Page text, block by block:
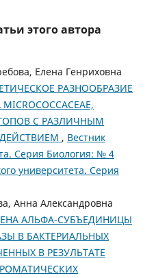
этого автора
Елена Генриховна
РАЗНООБРАЗИЕ
С РАЗЛИЧНЫМ
, Вестник
Серия Биология: № 4
университета. Серия
Анна Александровна
АЛЬФА-СУБЪЕДИНИЦЫ
В БАКТЕРИАЛЬНЫХ
В РЕЗУЛЬТАТЕ